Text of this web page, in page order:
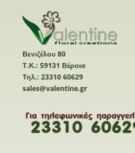
Βενιζέλου 80
Τ.Κ.: 59131 Βέροια
Τηλ.: 23310 60629
sales@valentine.gr